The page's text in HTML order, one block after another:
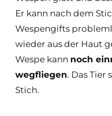
Er kann nach dem
Wespengifts
wieder aus der Haut
Wespe kann noch
wegfliegen. Das
Stich.